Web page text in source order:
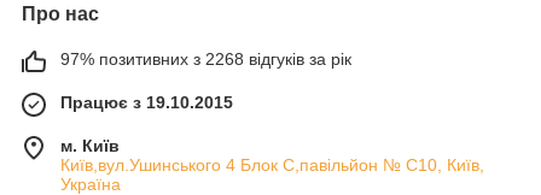
Про нас
97% позитивних з 2268 відгуків за рік
Працює з 19.10.2015
м. Київ
Київ,вул.Ушинського 4 Блок С,павільйон № С10, Київ,
Україна